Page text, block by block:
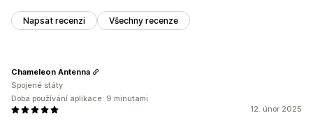
Napsat recenzi Všechny recenze
12. únor 2025
Chameleon Antenna
Spojené státy
Doba používání aplikace: 9 minutami